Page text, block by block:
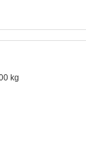
kg